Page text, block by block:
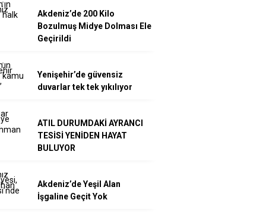
Akdeniz’de 200 Kilo
Bozulmuş Midye Dolması Ele
Geçirildi
Yenişehir’de güvensiz
duvarlar tek tek yıkılıyor
ATIL DURUMDAKİ AYRANCI
TESİSİ YENİDEN HAYAT
BULUYOR
Akdeniz’de Yeşil Alan
İşgaline Geçit Yok